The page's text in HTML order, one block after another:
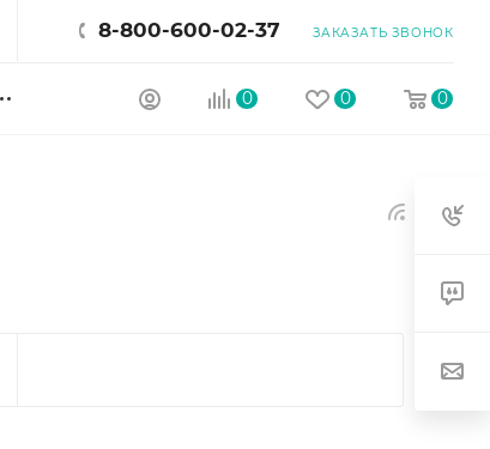
8-800-600-02-37 ЗАКАЗАТЬ ЗВОНОК
0 0 0